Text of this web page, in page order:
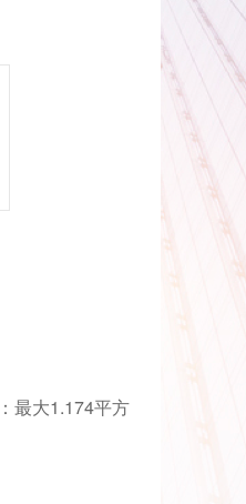
最大1.174平方